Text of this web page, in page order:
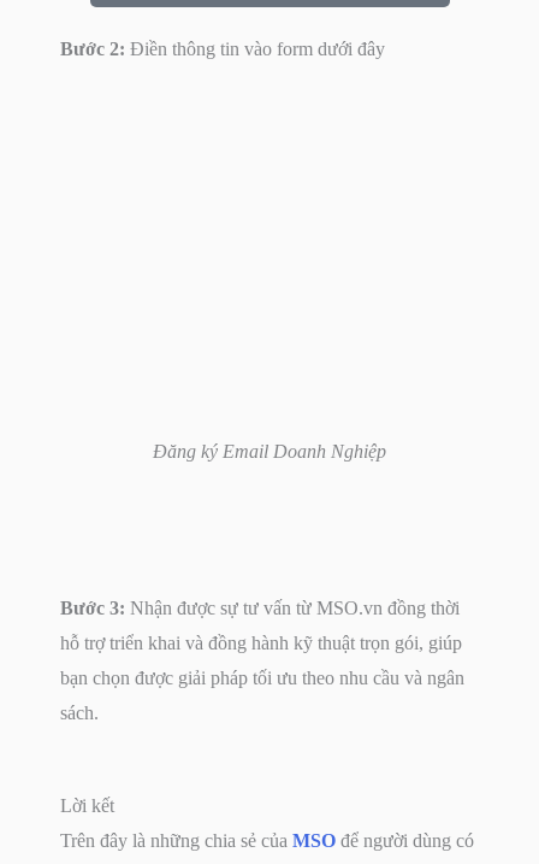
Bước 2: Điền thông tin vào form dưới đây
Đăng ký Email Doanh Nghiệp
Bước 3: Nhận được sự tư vấn từ MSO.vn đồng thời
hỗ trợ triển khai và đồng hành kỹ thuật trọn gói, giúp
bạn chọn được giải pháp tối ưu theo nhu cầu và ngân
sách.
Lời kết
Trên đây là những chia sẻ của MSO để người dùng có